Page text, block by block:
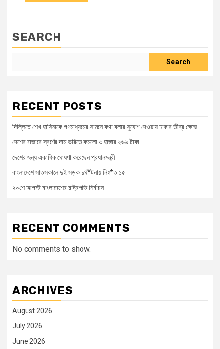
SEARCH
Search
RECENT POSTS
দিল্লিতে শেখ হাসিনাকে গণমাধ্যমের সামনে কথা বলার সুযোগ দেওয়ায় ঢাকার তীব্র ক্ষোভ
দেশের বাজারে স্বর্ণের দাম ভরিতে কমলো ৩ হাজার ২৬৬ টাকা
দেশের জন্য একাধিক ঘোষণা করেছেন প্রধানমন্ত্রী
বাংলাদেশে সাতসকালে দুই সড়ক দুর্ঘ*টনায় নিহ*ত ১৫
২০শে আগস্ট বাংলাদেশের রাষ্ট্রপতি নির্বাচন
RECENT COMMENTS
No comments to show.
ARCHIVES
August 2026
July 2026
June 2026